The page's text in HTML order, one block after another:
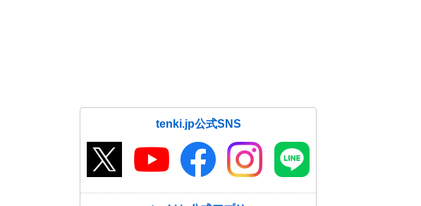
tenki.jp公式SNS